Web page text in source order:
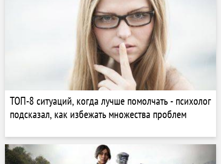
ТОП-8 ситуаций, когда лучше помолчать - психолог
подсказал, как избежать множества проблем